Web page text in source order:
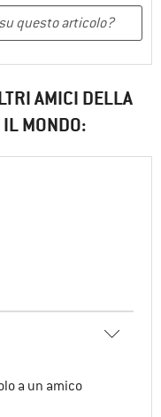
AMICI DELLA
IL MONDO:
a un amico